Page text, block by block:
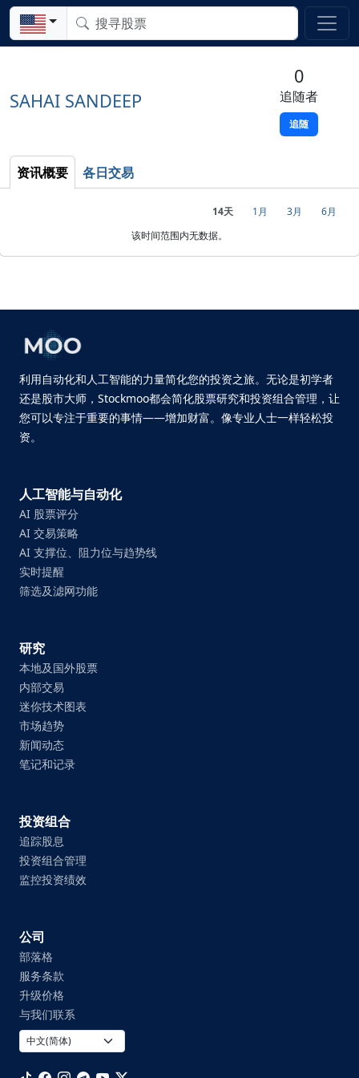
SAHAI SANDEEP
0
追随者
追随
资讯概要 各日交易
14天 1月 3月
6月
该时间范围内无数据。
利用自动化和人工智能的力量简化您的投资之旅。无论是初学者
还是股市大师，Stockmoo都会简化股票研究和投资组合管理，让
您可以专注于重要的事情——增加财富。像专业人士一样轻松投
资。
人工智能与自动化
AI 股票评分
AI 交易策略
AI 支撑位、阻力位与趋势线
实时提醒
筛选及滤网功能
研究
本地及国外股票
内部交易
迷你技术图表
市场趋势
新闻动态
笔记和记录
投资组合
追踪股息
投资组合管理
监控投资绩效
公司
部落格
服务条款
升级价格
与我们联系